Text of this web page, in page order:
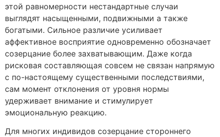
этой равномерности нестандартные случаи
выглядят насыщенными, подвижными а также
богатыми. Сильное различие усиливает
аффективное восприятие одновременно обозначает
созерцание более захватывающим. Даже когда
рисковая составляющая совсем не связан напрямую
с по-настоящему существенными последствиями,
сам момент отклонения от уровня нормы
удерживает внимание и стимулирует
эмоциональную реакцию.
Для многих индивидов созерцание стороннего